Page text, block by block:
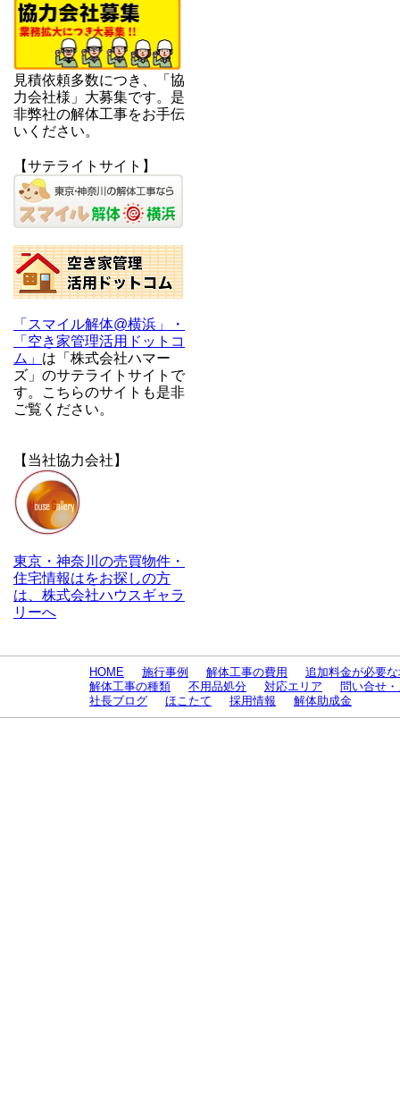
見積依頼多数につき、「協
力会社様」大募集です。是
非弊社の解体工事をお手伝
いください。
【サテライトサイト】
「スマイル解体@横浜」・
「空き家管理活用ドットコ
ム」 は「株式会社ハマー
ズ」のサテライトサイトで
す。こちらのサイトも是非
ご覧ください。
【当社協力会社】
東京・神奈川の売買物件・
住宅情報はをお探しの方
は、株式会社ハウスギャラ
リーへ
HOME 施行事例 解体工事の費用
追加料金が必要
解体工事の種類
不用品処分 対応エリア
問い合せ
社長ブログ
ほこたて 採用情報 解体助成金